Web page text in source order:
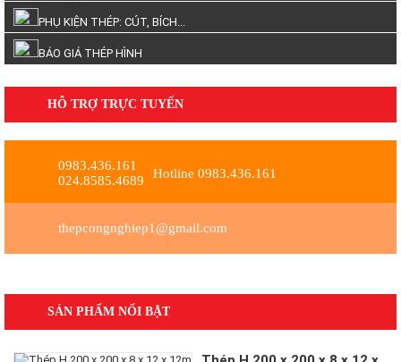
PHỤ KIỆN THÉP: CÚT, BÍCH...
BÁO GIÁ THÉP HÌNH
HỖ TRỢ TRỰC TUYẾN
0983.436.161
024.8585.4689
Hotline 0983.436.161
thepcongnghiep1@gmail.com
SẢN PHẨM NỔI BẬT